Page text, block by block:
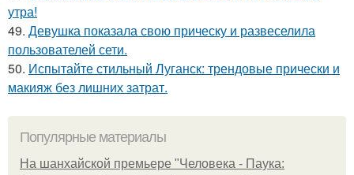
утра!
49. Девушка показала свою прическу и развеселила
пользователей сети.
50. Испытайте стильный Луганск: трендовые прически и
макияж без лишних затрат.
Популярные материалы
На шанхайской премьере "Человека - Паука: